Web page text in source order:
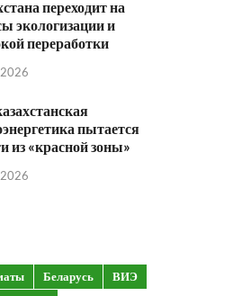
переходит на
экологизации и
переработки
пытается
из «красной зоны»
Беларусь
ВИЭ